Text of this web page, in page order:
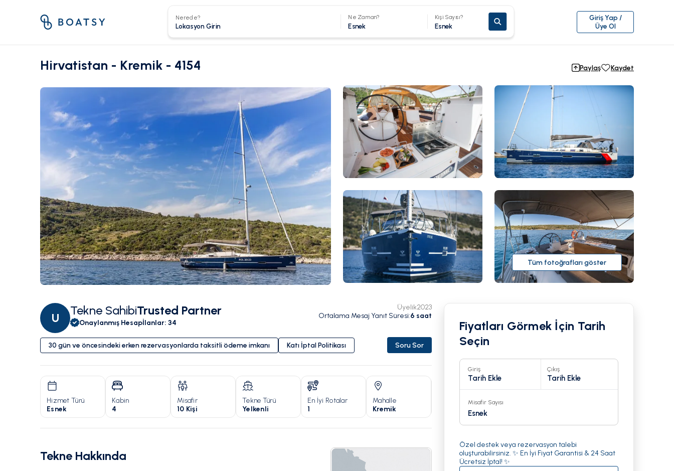
Nerede? Ne Zaman?
Esnek
Kişi Sayısı?
Esnek
Giriş Yap /
Üye Ol
Hirvatistan - Kremik - 4154 Paylaş Kaydet
Tüm fotoğrafları göster
U
Tekne SahibiTrusted Partner
Onaylanmış Hesapİlanlar: 34
Üyelik2023
Ortalama Mesaj Yanıt Süresi:6 saat
30 gün ve öncesindeki erken rezervasyonlarda taksitli ödeme imkanı Katı İptal Politikası Soru Sor
Hizmet Türü
Esnek
Kabin
4
Misafir
10 Kişi
Tekne Türü
Yelkenli
En İyi Rotalar
1
Mahalle
Kremik
Tekne Hakkında
Fiyatları Görmek İçin Tarih
Seçin
Giriş
Tarih Ekle
Çıkış
Tarih Ekle
Misafir Sayısı
Esnek
Özel destek veya rezervasyon talebi
oluşturabilirsiniz. ✨ En İyi Fiyat Garantisi & 24 Saat
Ücretsiz İptal! ✨